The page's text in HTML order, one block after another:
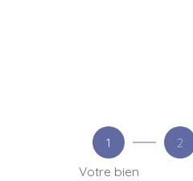
1
Votre bien
2